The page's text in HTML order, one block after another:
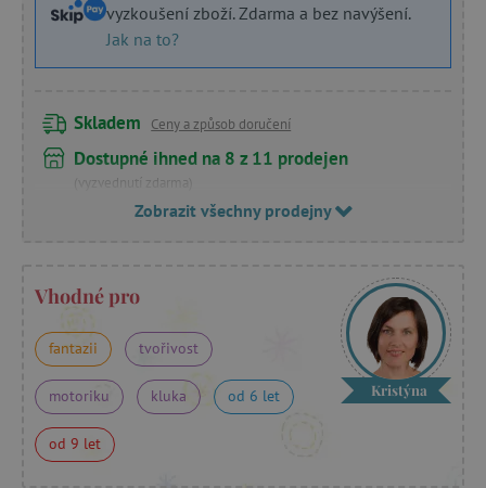
vyzkoušení zboží. Zdarma a bez navýšení.
Jak na to?
Skladem Ceny a způsob doručení
Dostupné ihned na 8 z 11 prodejen
(vyzvednutí zdarma)
Zobrazit všechny prodejny
Vhodné pro
fantazii tvořivost
motoriku kluka od 6 let
od 9 let
Kristýna